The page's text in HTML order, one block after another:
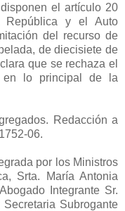
el artículo 20
y el Auto
del recurso de
de diecisiete de
que se rechaza el
en lo principal de la
Redacción a
06.
por los Ministros
Srta. María Antonia
Integrante Sr.
Subrogante